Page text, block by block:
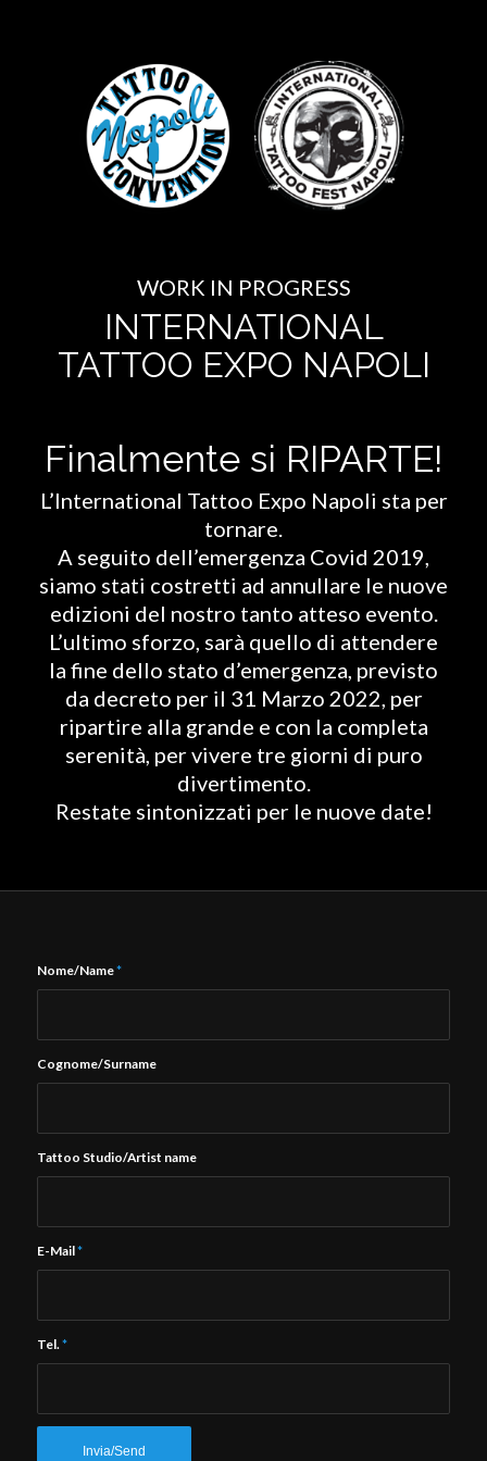
WORK IN PROGRESS
INTERNATIONAL
TATTOO EXPO NAPOLI
Finalmente si RIPARTE!
L’International Tattoo Expo Napoli sta per
tornare.
A seguito dell’emergenza Covid 2019,
siamo stati costretti ad annullare le nuove
edizioni del nostro tanto atteso evento.
L’ultimo sforzo, sarà quello di attendere
la fine dello stato d’emergenza, previsto
da decreto per il 31 Marzo 2022, per
ripartire alla grande e con la completa
serenità, per vivere tre giorni di puro
divertimento.
Restate sintonizzati per le nuove date!
Nome/Name*
Cognome/Surname
Tattoo Studio/Artist name
E-Mail*
Tel.*